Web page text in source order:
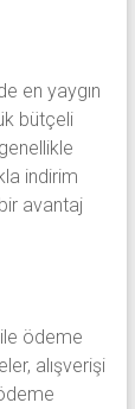
en yaygın
bütçeli
indirim
avantaj
ödeme
alışverişi